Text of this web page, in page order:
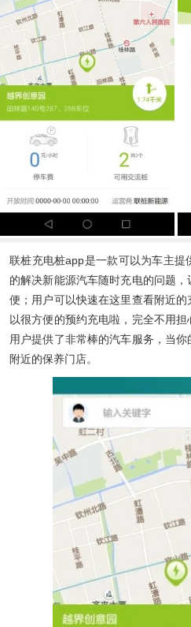
联桩充电桩app是一款可以为车主提
的解决新能源汽车随时充电的问题
便；用户可以快速在这里查看附近
以很方便的预约充电啦，完全不用
用户提供了非常棒的汽车服务，当
附近的保养门店。